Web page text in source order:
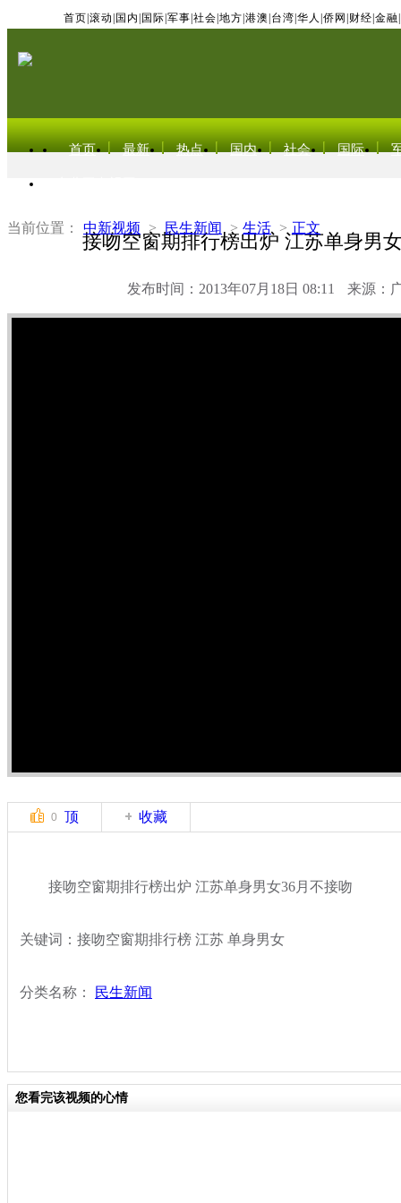
首页 滚动 国内 国际 军事 社会 地方 港澳 台湾 华人 侨网 财经 金融
首页 最新 热点 国内 社会 国际
当前位置： 中新视频 > 民生新闻 > 生活 > 正文
接吻空窗期排行榜出炉 江苏单身男
发布时间：2013年07月18日 08:11 来源：
0 顶 收藏
接吻空窗期排行榜出炉 江苏单身男女36月不接吻
关键词：接吻空窗期排行榜 江苏 单身男女
分类名称： 民生新闻
您看完该视频的心情